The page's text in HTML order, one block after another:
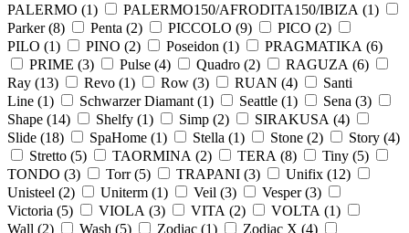
PALERMO (1) PALERMO150/AFRODITA150/IBIZA (1)
Parker (8) Penta (2) PICCOLO (9) PICO (2)
PILO (1) PINO (2) Poseidon (1) PRAGMATIKA (6)
PRIME (3) Pulse (4) Quadro (2) RAGUZA (6)
Ray (13) Revo (1) Row (3) RUAN (4)
Santi
Line (1) Schwarzer Diamant (1) Seattle (1) Sena (3)
Shape (14) Shelfy (1) Simp (2) SIRAKUSA (4)
Slide (18) SpaHome (1) Stella (1) Stone (2) Story (4)
Stretto (5) TAORMINA (2) TERA (8) Tiny (5)
TONDO (3) Torr (5) TRAPANI (3) Unifix (12)
Unisteel (2) Uniterm (1) Veil (3) Vesper (3)
Victoria (5) VIOLA (3) VITA (2) VOLTA (1)
Wall (2) Wash (5) Zodiac (1) Zodiac X (4)